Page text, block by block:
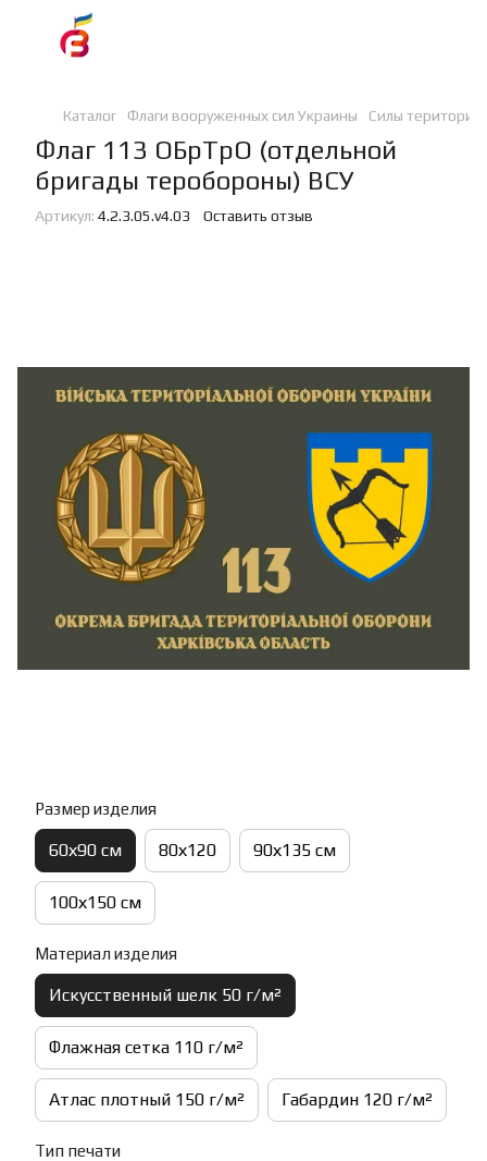
Каталог Флаги вооруженных сил Украины Силы
Флаг 113 ОБрТрО (отдельной
бригады теробороны) ВСУ
Артикул: 4.2.3.05.v4.03 Оставить отзыв
Размер изделия
60х90 см 80х120 90х135 см
100х150 см
Материал изделия
Искусственный шелк 50 г/м²
Флажная сетка 110 г/м²
Атлас плотный 150 г/м² Габардин 120 г/м²
Тип печати